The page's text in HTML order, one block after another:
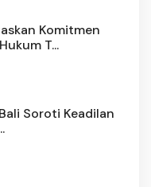
Komitmen
T...
Soroti Keadilan